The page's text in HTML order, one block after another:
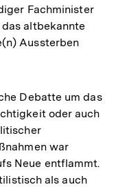
Fachminister
altbekannte
Aussterben
Debatte um das
oder auch
war
Neue entflammt.
als auch